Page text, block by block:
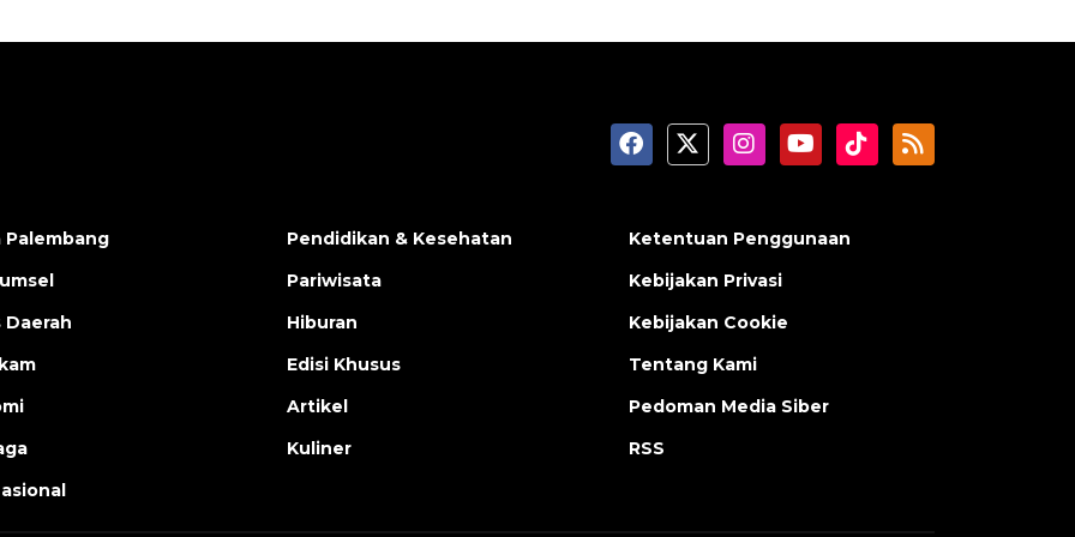
Pendidikan & Kesehatan
Pariwisata
Hiburan
Edisi Khusus
Artikel
Kuliner
Ketentuan Penggunaan
Kebijakan Privasi
Kebijakan Cookie
Tentang Kami
Pedoman Media Siber
RSS